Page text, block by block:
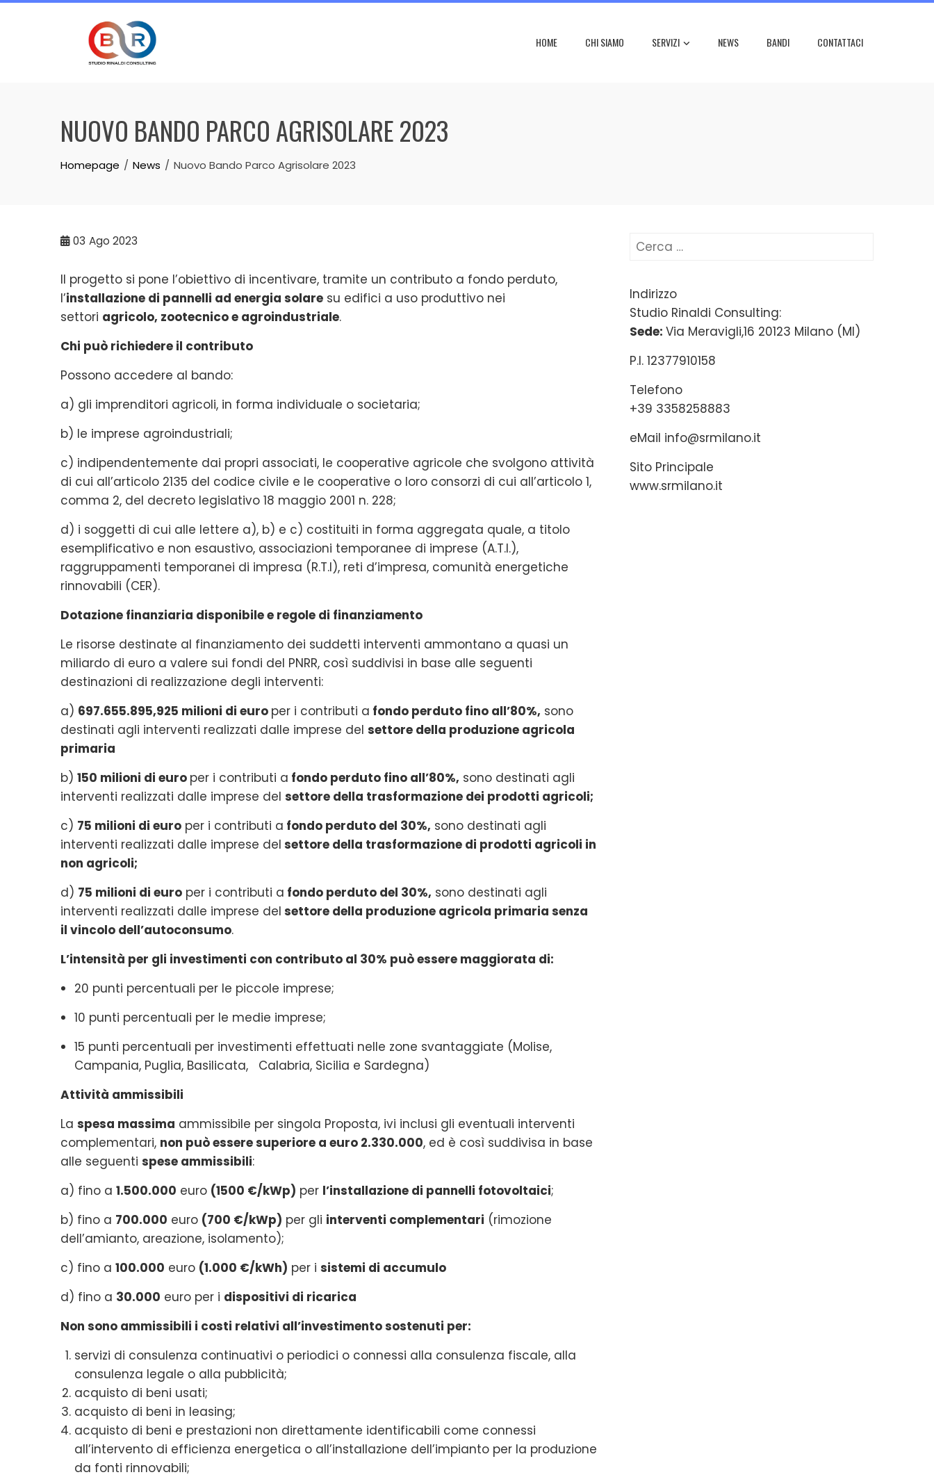
Skip
HOME CHI SIAMO SERVIZI NEWS BANDI CONTATTACI
NUOVO BANDO PARCO AGRISOLARE 2023
Homepage News Nuovo Bando Parco Agrisolare 2023
03 Ago 2023
Il progetto si pone l’obiettivo di incentivare, tramite un contributo a fondo perduto,
l’installazione di pannelli ad energia solare su edifici a uso produttivo nei
settori agricolo, zootecnico e agroindustriale.
Chi può richiedere il contributo
Possono accedere al bando:
a) gli imprenditori agricoli, in forma individuale o societaria;
b) le imprese agroindustriali;
c) indipendentemente dai propri associati, le cooperative agricole che svolgono attività
di cui all’articolo 2135 del codice civile e le cooperative o loro consorzi di cui all’articolo 1,
comma 2, del decreto legislativo 18 maggio 2001 n. 228;
d) i soggetti di cui alle lettere a), b) e c) costituiti in forma aggregata quale, a titolo
esemplificativo e non esaustivo, associazioni temporanee di imprese (A.T.I.),
raggruppamenti temporanei di impresa (R.T.I), reti d’impresa, comunità energetiche
rinnovabili (CER).
Dotazione finanziaria disponibile e regole di finanziamento
Le risorse destinate al finanziamento dei suddetti interventi ammontano a quasi un
miliardo di euro a valere sui fondi del PNRR, così suddivisi in base alle seguenti
destinazioni di realizzazione degli interventi:
a) 697.655.895,925 milioni di euro per i contributi a fondo perduto fino all’80%, sono
destinati agli interventi realizzati dalle imprese del settore della produzione agricola
primaria
b) 150 milioni di euro per i contributi a fondo perduto fino all’80%, sono destinati agli
interventi realizzati dalle imprese del settore della trasformazione dei prodotti agricoli;
c) 75 milioni di euro per i contributi a fondo perduto del 30%, sono destinati agli
interventi realizzati dalle imprese del settore della trasformazione di prodotti agricoli in
non agricoli;
d) 75 milioni di euro per i contributi a fondo perduto del 30%, sono destinati agli
interventi realizzati dalle imprese del settore della produzione agricola primaria senza
il vincolo dell’autoconsumo.
L’intensità per gli investimenti con contributo al 30% può essere maggiorata di:
20 punti percentuali per le piccole imprese;
10 punti percentuali per le medie imprese;
15 punti percentuali per investimenti effettuati nelle zone svantaggiate (Molise,
Campania, Puglia, Basilicata, Calabria, Sicilia e Sardegna)
Attività ammissibili
La spesa massima ammissibile per singola Proposta, ivi inclusi gli eventuali interventi
complementari, non può essere superiore a euro 2.330.000, ed è così suddivisa in base
alle seguenti spese ammissibili:
a) fino a 1.500.000 euro (1500 €/kWp) per l’installazione di pannelli fotovoltaici;
b) fino a 700.000 euro (700 €/kWp) per gli interventi complementari (rimozione
dell’amianto, areazione, isolamento);
c) fino a 100.000 euro (1.000 €/kWh) per i sistemi di accumulo
d) fino a 30.000 euro per i dispositivi di ricarica
Non sono ammissibili i costi relativi all’investimento sostenuti per:
servizi di consulenza continuativi o periodici o connessi alla consulenza fiscale, alla
consulenza legale o alla pubblicità;
acquisto di beni usati;
acquisto di beni in leasing;
acquisto di beni e prestazioni non direttamente identificabili come connessi
all’intervento di efficienza energetica o all’installazione dell’impianto per la produzione
da fonti rinnovabili;
Ricerca
Indirizzo
Studio Rinaldi Consulting:
Sede: Via Meravigli,16 20123 Milano (MI)
P.I. 12377910158
Telefono
+39 3358258883
eMail info@srmilano.it
Sito Principale
www.srmilano.it